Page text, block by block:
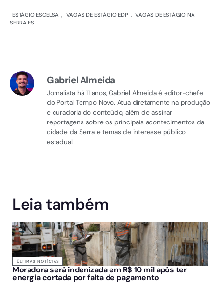
ESTÁGIO ESCELSA , VAGAS DE ESTÁGIO EDP , VAGAS DE ESTÁGIO NA
SERRA ES
Gabriel Almeida
Jornalista há 11 anos, Gabriel Almeida é editor-chefe
do Portal Tempo Novo. Atua diretamente na produção
e curadoria do conteúdo, além de assinar
reportagens sobre os principais acontecimentos da
cidade da Serra e temas de interesse público
estadual.
Leia também
ÚLTIMAS NOTÍCIAS
Moradora será indenizada em R$ 10 mil após ter
energia cortada por falta de pagamento